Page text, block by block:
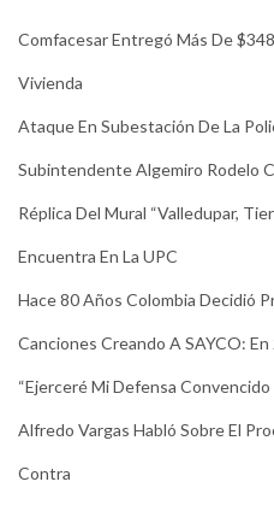
Comfacesar Entregó Más De
Vivienda
Ataque En Subestación De La
Subintendente Algemiro Rodelo
Réplica Del Mural “Valledupar,
Encuentra En La UPC
Hace 80 Años Colombia Decidió
Canciones Creando A SAYCO:
“Ejerceré Mi Defensa
Alfredo Vargas Habló Sobre El
Contra